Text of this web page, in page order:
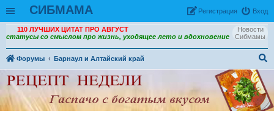
СИБМАМА Вход
Рeгиcтpaция
Новости
Сибмамы
110 ЛУЧШИХ ЦИТАТ ПРО АВГУСТ
статусы со смыслом про жизнь, уходящее лето и вдохновение
Форумы
Барнаул и Алтайский край
ск